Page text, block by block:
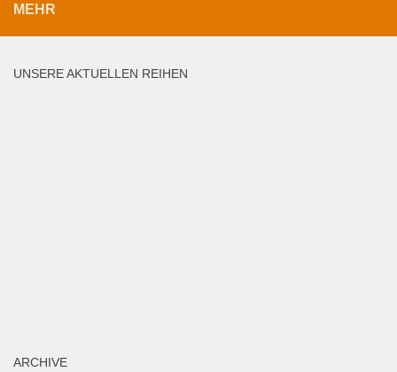
MEHR
UNSERE AKTUELLEN REIHEN
ARCHIVE